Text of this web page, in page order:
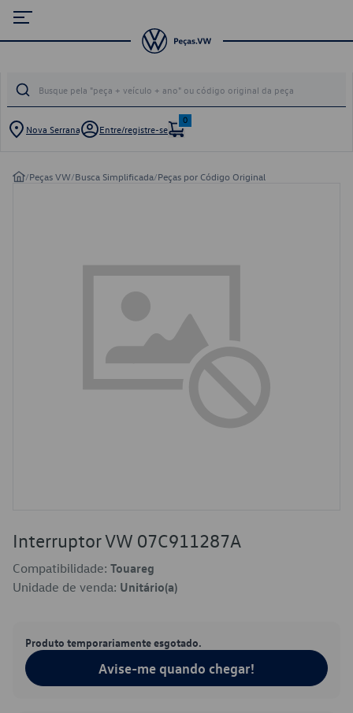
Nova Serrana Entre/registre-se
0
/Peças VW/Busca Simplificada/Peças por Código Original
Interruptor VW 07C911287A
Compatibilidade: Touareg
Unidade de venda: Unitário(a)
Produto temporariamente esgotado.
Avise-me quando chegar!